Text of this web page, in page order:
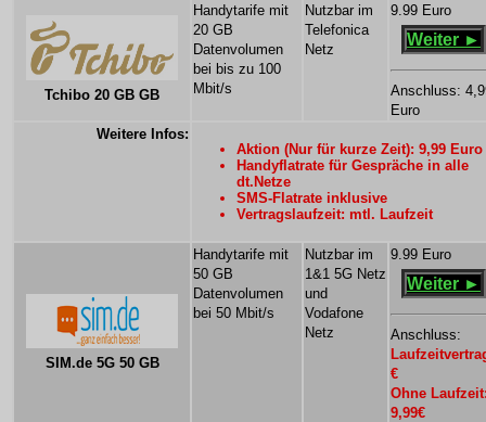
Tchibo 20 GB GB
Handytarife mit
20 GB
Datenvolumen
bei bis zu 100
Mbit/s
Nutzbar im
Telefonica
Netz
9.99 Euro
Weiter ►
Anschluss:
Euro
Weitere Infos:
Aktion (Nur für kurze Zeit): 9,99 Euro
Handyflatrate für Gespräche in alle
dt.Netze
SMS-Flatrate inklusive
Vertragslaufzeit: mtl. Laufzeit
SIM.de 5G 50 GB
Handytarife mit
50 GB
Datenvolumen
bei 50 Mbit/s
Nutzbar im
1&1 5G Netz
und
Vodafone
Netz
9.99 Euro
Weiter ►
Anschluss:
€
Ohne
9,99€